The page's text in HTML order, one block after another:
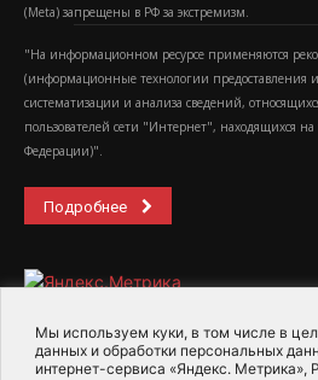
Мы используем куки, в том числе в
данных и обработки персональных
интернет-сервиса «Яндекс. Метрика»,
(Metа) запрещены в РФ за экстремизм.
"На информационном ресурсе применяются
(информационные технологии предоставления
систематизации и анализа сведений,
пользователей сети "Интернет", находящихся
Федерации)".
Подробнее